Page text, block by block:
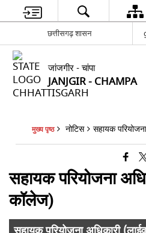
छत्तीसगढ़ शासन
जांजगीर - चांपा
JANJGIR - CHAMPA
मुख्य पृष्ठ नोटिस सहायक
सहायक परियोजना
कॉलेज)